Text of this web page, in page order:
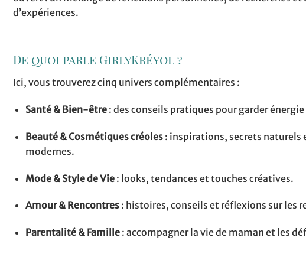
d’expériences.
De quoi parle GirlyKréyol ?
Ici, vous trouverez cinq univers complémentaires :
Santé & Bien-être: des conseils pratiques pour garder
Beauté & Cosmétiques créoles: inspirations, secrets naturels
modernes.
Mode & Style de Vie: looks, tendances et touches créatives.
Amour & Rencontres: histoires, conseils et réflexions sur les
Parentalité & Famille: accompagner la vie de maman et les